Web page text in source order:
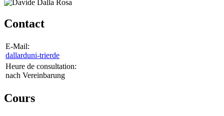
Contact
E-Mail:
dallarduni-trierde
Heure de consultation:
nach Vereinbarung
Cours